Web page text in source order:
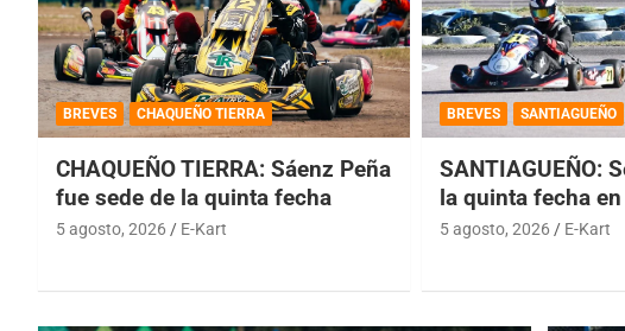
BREVES CHAQUEÑO TIERRA
CHAQUEÑO TIERRA: Sáenz Peña
fue sede de la quinta fecha
5 agosto, 2026 E-Kart
BREVES SANTIAGUEÑO
SANTIAGUEÑO:
la quinta fecha
5 agosto, 2026 E-Kart